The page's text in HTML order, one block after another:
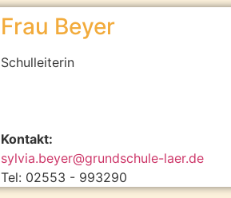
Frau Beyer
Schulleiterin
Kontakt:
sylvia.beyer@grundschule-laer.de
Tel: 02553 - 993290